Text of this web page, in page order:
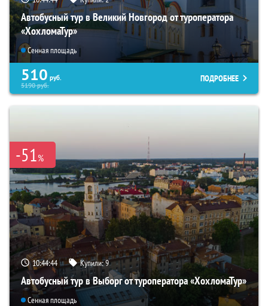
Автобусный тур в Великий Новгород от туроператора
«ХохломаТур»
Сенная площадь
510 руб.
5190руб.
ПОДРОБНЕЕ
-51%
10:44:42 Купили:9
Автобусный тур в Выборг от туроператора «ХохломаТур»
Сенная площадь